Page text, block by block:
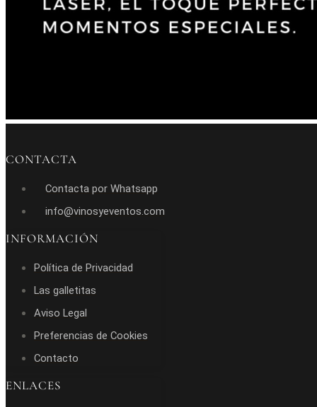
CONTACTA
Contacta por Whatsapp
info@vinosyeventos.com
INFORMACIÓN
Política de Privacidad
Las galletitas
Aviso Legal
Preferencias de Cookies
Contacto
ENLACES